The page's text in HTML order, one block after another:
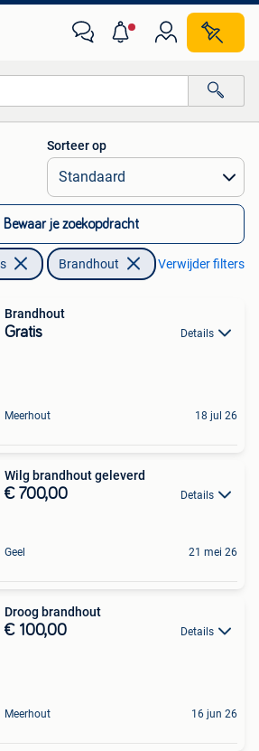
Alle afstanden…
Sorteer op
Bewaar je zoekopdracht
Brandhout Verwijder filters
Brandhout
Gratis Details
Meerhout 18 jul 26
Wilg brandhout geleverd
€ 700,00 Details
Geel 21 mei 26
Droog brandhout
€ 100,00 Details
Meerhout 16 jun 26